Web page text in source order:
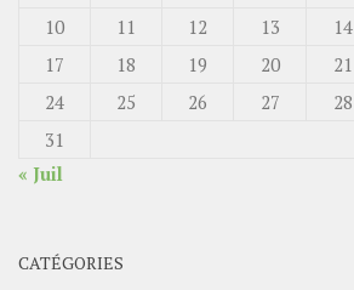
10
11 12 13 14
17
18 19 20 21
24
25 26 27 28
31
« Juil
CATÉGORIES